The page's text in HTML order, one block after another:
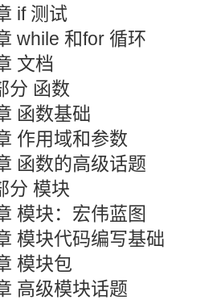
if 测试
while 和for 循环
文档
分 函数
函数基础
作用域和参数
函数的高级话题
分 模块
模块：宏伟蓝图
模块代码编写基础
模块包
高级模块话题